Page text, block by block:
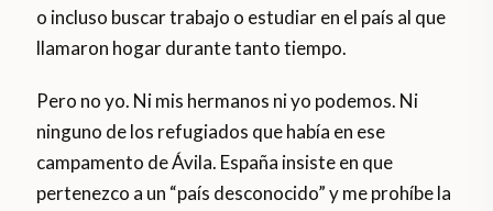
o incluso buscar trabajo o estudiar en el país al que
llamaron hogar durante tanto tiempo.
Pero no yo. Ni mis hermanos ni yo podemos. Ni
ninguno de los refugiados que había en ese
campamento de Ávila. España insiste en que
pertenezco a un “país desconocido” y me prohíbe la